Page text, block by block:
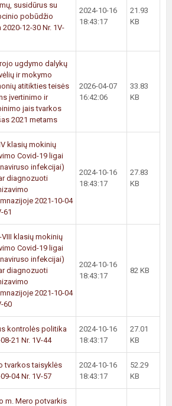
susidūrus su
pobūdžio
2020-12-30 Nr. 1V-
2024-10-16
18:43:17
21.93
KB
ugdymo dalykų
ir mokymo
atitikties teisės
įvertinimo ir
jais tvarkos
2021 metams
2026-04-07
16:42:06
33.83
KB
klasių mokinių
Covid-19 ligai
infekcijai)
diagnozuoti
2021-10-04
61
2024-10-16
18:43:17
27.83
KB
VIII klasių mokinių
Covid-19 ligai
infekcijai)
diagnozuoti
2021-10-04
60
2024-10-16
18:43:17
82 KB
kontrolės politika
21 Nr. 1V-44
2024-10-16
18:43:17
27.01
KB
tvarkos taisyklės
04 Nr. 1V-57
2024-10-16
18:43:17
52.29
KB
m. Mero potvarkis